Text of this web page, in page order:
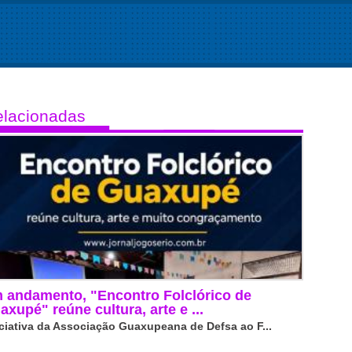
andamento, "Encontro Folclórico de
reúne cultura, arte e ...
da Associação Guaxupeana de Defsa ao F...